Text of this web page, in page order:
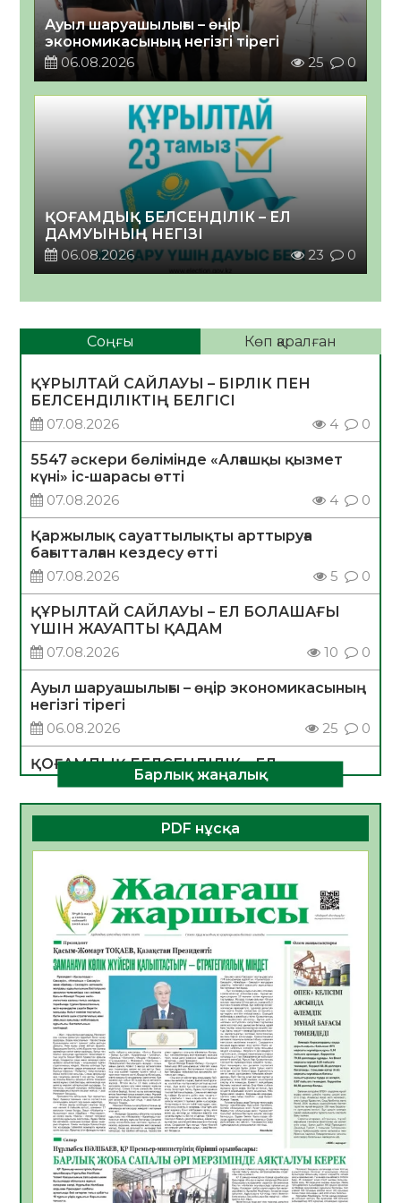
Ауыл шаруашылығы – өңір
экономикасының негізгі тірегі
06.08.2026
25 0
ҚОҒАМДЫҚ БЕЛСЕНДІЛІК – ЕЛ
ДАМУЫНЫҢ НЕГІЗІ
06.08.2026
23 0
Соңғы Көп қаралған
ҚҰРЫЛТАЙ САЙЛАУЫ – БІРЛІК ПЕН
БЕЛСЕНДІЛІКТІҢ БЕЛГІСІ
07.08.2026
4 0
5547 әскери бөлімінде «Алғашқы қызмет
күні» іс-шарасы өтті
07.08.2026
4 0
Қаржылық сауаттылықты арттыруға
бағытталған кездесу өтті
07.08.2026
5 0
ҚҰРЫЛТАЙ САЙЛАУЫ – ЕЛ БОЛАШАҒЫ
ҮШІН ЖАУАПТЫ ҚАДАМ
07.08.2026
10 0
Ауыл шаруашылығы – өңір экономикасының
негізгі тірегі
06.08.2026
25 0
ҚОҒАМДЫҚ БЕЛСЕНДІЛІК – ЕЛ
ДАМУЫНЫҢ НЕГІЗІ
06.08.2026
23 0
ҚҰРЫЛТАЙ САЙЛАУЫ – БОЛАШАҚҚА
БАСТАР ЖАУАПТЫ ТАҢДАУ
06.08.2026
Инфекциялық ауруларға қарсы иммундау
жұмыстарының тиімділігі
06.08.2026
27
Көкжөтел ауруы туралы
06.08.2026
24
АПВ вакцинасы туралы мәлімет
06.08.2026
25
Open Air: Қызылорда облысы полиция
департаменті 20 мыңнан астам
көрерменнің қауіпсіздігін қамтамасыз етті
06.08.2026
37
Барлық жаңалық
PDF нұсқа